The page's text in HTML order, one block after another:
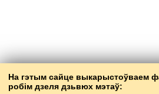
На гэтым сайце выкарыстоўваем
робім дзеля дзьвюх мэтаў: